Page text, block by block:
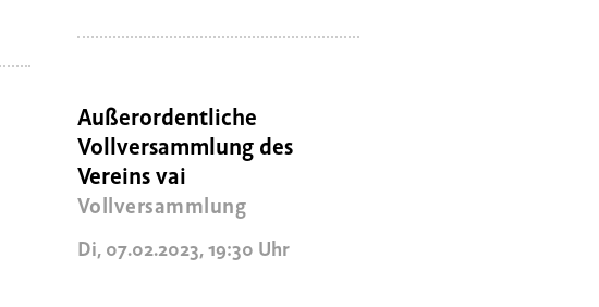
Außerordentliche
Vollversammlung des
Vereins vai
Vollversammlung
Di, 07.02.2023,19:30 Uhr